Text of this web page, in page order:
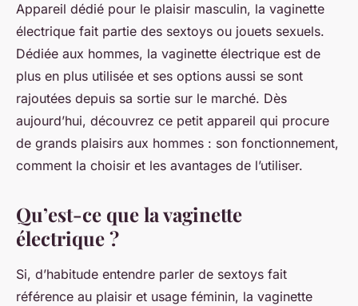
Appareil dédié pour le plaisir masculin, la vaginette
électrique fait partie des sextoys ou jouets sexuels.
Dédiée aux hommes, la vaginette électrique est de
plus en plus utilisée et ses options aussi se sont
rajoutées depuis sa sortie sur le marché. Dès
aujourd’hui, découvrez ce petit appareil qui procure
de grands plaisirs aux hommes : son fonctionnement,
comment la choisir et les avantages de l’utiliser.
Qu’est-ce que la vaginette
électrique ?
Si, d’habitude entendre parler de sextoys fait
référence au plaisir et usage féminin, la vaginette